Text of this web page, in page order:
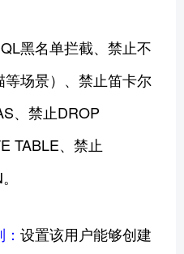
黑名单拦截、禁止不
场景）、禁止笛卡尔
、禁止DROP
TABLE、禁止
设置该用户能够创建